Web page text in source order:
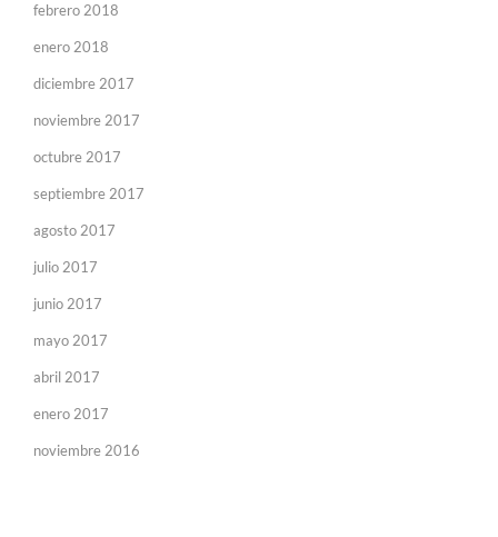
febrero 2018
enero 2018
diciembre 2017
noviembre 2017
octubre 2017
septiembre 2017
agosto 2017
julio 2017
junio 2017
mayo 2017
abril 2017
enero 2017
noviembre 2016